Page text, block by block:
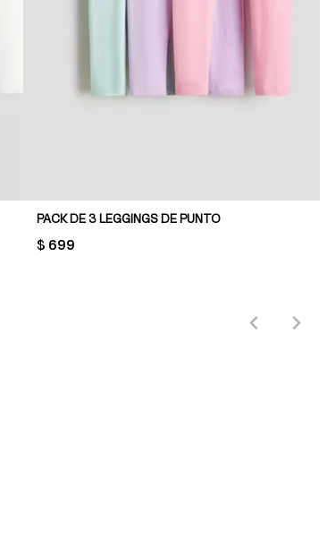
PACK DE 3 LEGGINGS DE PUNTO
PRICE:
$ 699